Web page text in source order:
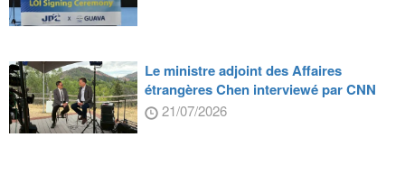
Le ministre adjoint des Affaires
étrangères Chen interviewé par CNN
21/07/2026